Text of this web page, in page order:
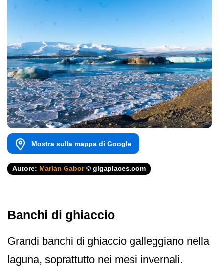
Mostra sulla mappa di Google
Autore: Marian Gabor© gigaplaces.com
Banchi di ghiaccio
Grandi banchi di ghiaccio galleggiano nella
laguna, soprattutto nei mesi invernali.